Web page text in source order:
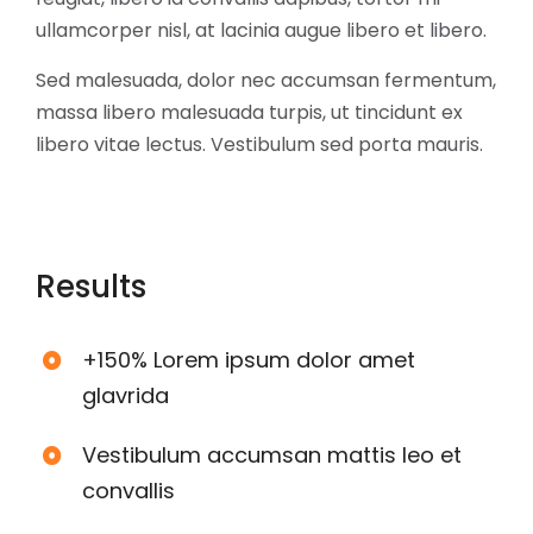
ullamcorper nisl, at lacinia augue libero et libero.
Sed malesuada, dolor nec accumsan fermentum,
massa libero malesuada turpis, ut tincidunt ex
libero vitae lectus. Vestibulum sed porta mauris.
Results
+150% Lorem ipsum dolor amet
glavrida
Vestibulum accumsan mattis leo et
convallis